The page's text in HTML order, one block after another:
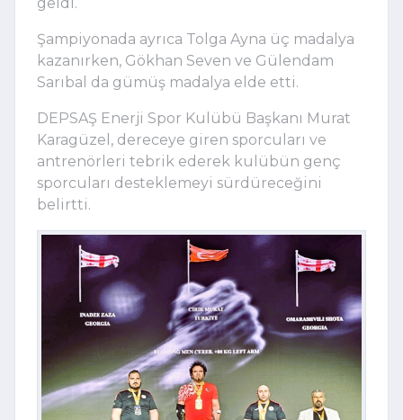
Şampiyonada ayrıca Tolga Ayna üç madalya
kazanırken, Gökhan Seven ve Gülendam
Sarıbal da gümüş madalya elde etti.
DEPSAŞ Enerji Spor Kulübü Başkanı Murat
Karagüzel, dereceye giren sporcuları ve
antrenörleri tebrik ederek kulübün genç
sporcuları desteklemeyi sürdüreceğini
belirtti.